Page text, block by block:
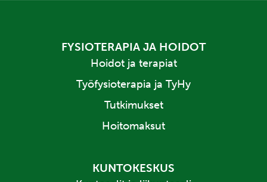
FYSIOTERAPIA JA HOIDOT
Hoidot ja terapiat
Työfysioterapia ja TyHy
Tutkimukset
Hoitomaksut
KUNTOKESKUS